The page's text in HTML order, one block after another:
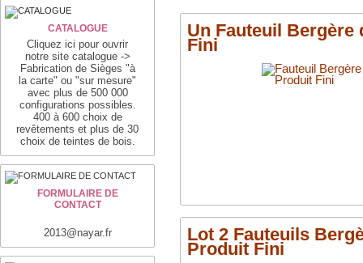
CATALOGUE
Cliquez ici pour ouvrir
notre site catalogue ->
Fabrication de Sièges "à
la carte" ou "sur mesure"
avec plus de 500 000
configurations possibles.
400 à 600 choix de
revêtements et plus de 30
choix de teintes de bois.
FORMULAIRE DE
CONTACT
2013@nayar.fr
Un Fauteuil Bergère
Fini
Lot 2 Fauteuils
Produit Fini